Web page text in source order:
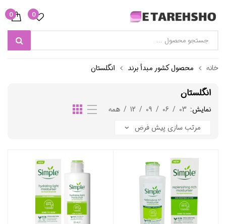
0
0
خانه محصول کشور مبدأ برند انگلستان
انگلستان
نمایش: 03
/
06
/
09
/
12
/ همه